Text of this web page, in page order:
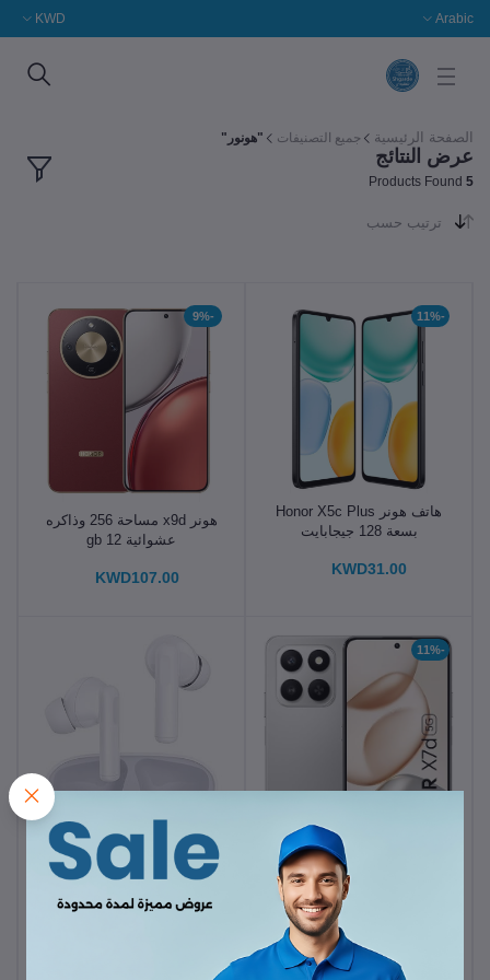
Arabic
KWD
الصفحة الرئيسية جميع التصنيفات "هونور"
عرض النتائج
5
ترتيب حسب
-11%
هاتف هونر Honor X5c Plus
بسعة 128 جيجابايت
KWD31.00
-9%
هونر x9d مساحة 256 وذاكره
عشوائية 12 gb
KWD107.00
-11%
هونر X7d ثنائي الشريحة 6
KWD49.00